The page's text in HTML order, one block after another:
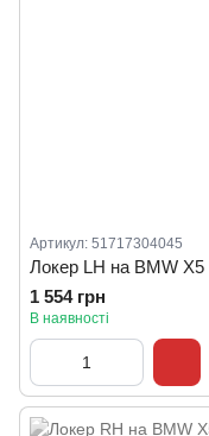
Артикул: 51717304045
Локер LH на BMW X5
1 554 грн
В наявності